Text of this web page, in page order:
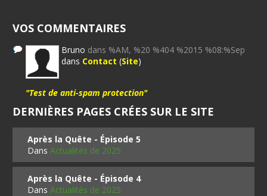
VOS COMMENTAIRES
Bruno dans %AM, %20 %404 %2015 %08:%Sep
dans Contact (Site)
"Test de anti-spam protection"
DERNIÈRES PAGES CRÉES SUR LE SITE
Après la Quête - Épisode 5
DansActualités de 2025
Après la Quête - Épisode 4
DansActualités de 2025